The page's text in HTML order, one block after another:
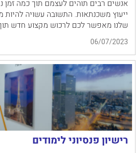
אנשים רבים תוהים לעצמם תוך כמה זמן
ייעוץ משכנתאות. התשובה עשויה
שלנו מאפשר לכם לרכוש מקצוע חדש
06/07/2023
רישיון פנסיוני לימודים